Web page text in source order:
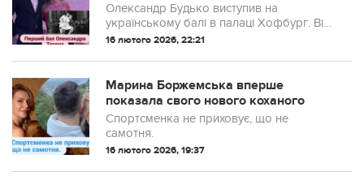
Олександр Будько виступив на
українському балі в палаці Хофбург. Він
відзначив, що Україна сьогодні звучить у
16 лютого 2026, 22:21
Марина Боржемська вперше
показала свого нового коханого
Спортсменка не приховує, що не
самотня.
16 лютого 2026, 19:37